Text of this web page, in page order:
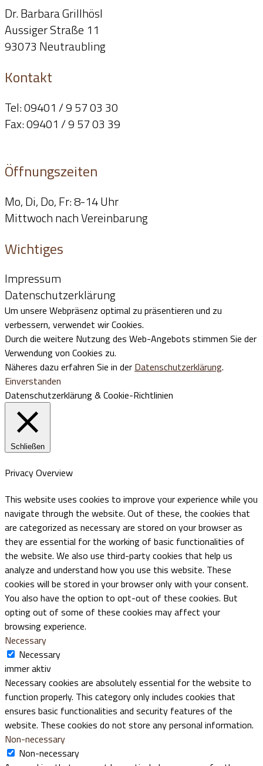
Dr. Barbara Grillhösl
Aussiger Straße 11
93073 Neutraubling
Kontakt
Tel: 09401 / 9 57 03 30
Fax: 09401 / 9 57 03 39
Öffnungszeiten
Mo, Di, Do, Fr: 8-14 Uhr
Mittwoch nach Vereinbarung
Wichtiges
Impressum
Datenschutzerklärung
Um unsere Webpräsenz optimal zu präsentieren und zu
verbessern, verwendet wir Cookies.
Durch die weitere Nutzung des Web-Angebots stimmen Sie der
Verwendung von Cookies zu.
Näheres dazu erfahren Sie in der Datenschutzerklärung.
Einverstanden
Datenschutzerklärung & Cookie-Richtlinien
Schließen
Privacy Overview
This website uses cookies to improve your experience while you
navigate through the website. Out of these, the cookies that
are categorized as necessary are stored on your browser as
they are essential for the working of basic functionalities of
the website. We also use third-party cookies that help us
analyze and understand how you use this website. These
cookies will be stored in your browser only with your consent.
You also have the option to opt-out of these cookies. But
opting out of some of these cookies may affect your
browsing experience.
Necessary
Necessary
immer aktiv
Necessary cookies are absolutely essential for the website to
function properly. This category only includes cookies that
ensures basic functionalities and security features of the
website. These cookies do not store any personal information.
Non-necessary
Non-necessary